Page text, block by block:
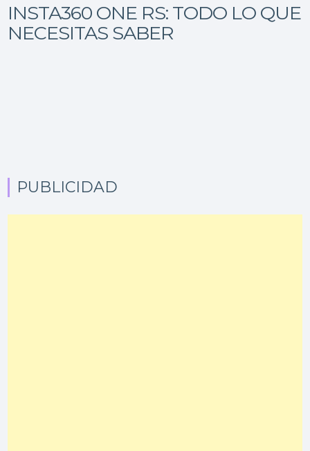
INSTA360 ONE RS: TODO LO QUE
NECESITAS SABER
PUBLICIDAD